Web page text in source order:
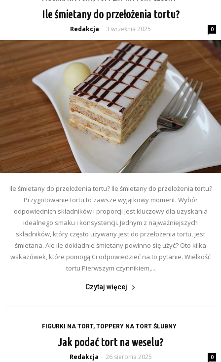
Ile śmietany do przełożenia tortu?
Redakcja - 3 września 2025 0
Ile śmietany do przełożenia tortu? Ile śmietany do przełożenia tortu?
Przygotowanie tortu to zawsze wyjątkowy moment. Wybór
odpowiednich składników i proporcji jest kluczowy dla uzyskania
idealnego smaku i konsystencji. Jednym z najważniejszych
składników, który często używany jest do przełożenia tortu, jest
śmietana. Ale ile dokładnie śmietany powinno się użyć? Oto kilka
wskazówek, które pomogą Ci odpowiedzieć na to pytanie. Wielkość
tortu Pierwszym czynnikiem,...
Czytaj więcej
FIGURKI NA TORT, TOPPERY NA TORT ŚLUBNY
Jak podać tort na weselu?
Redakcja - 26 sierpnia 2025 0